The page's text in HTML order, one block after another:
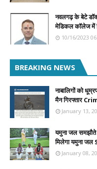
नवलगढ़ के बेटे
मेडिकल कॉलेज में
10/16/2023
BREAKING NEWS
नाबालिगों को
मैन गिरफ्तार
January 13,
यमुना जल समझौते
मिलेगा यमुना
January 08,